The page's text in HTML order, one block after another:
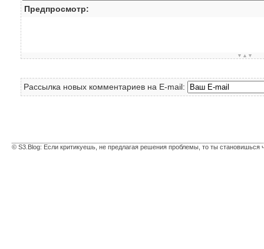
Предпросмотр:
▼▲▼
Рассылка новых комментариев на E-mail:
© S3.Blog: Если критикуешь, не предлагая решения проблемы, то ты становишься